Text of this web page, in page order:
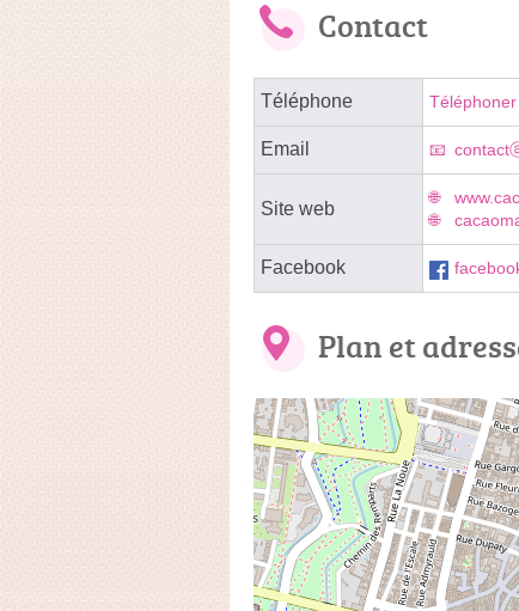
Contact
Téléphone
Email
Site web
Facebook
Plan et